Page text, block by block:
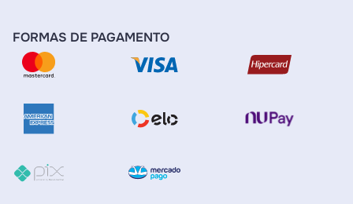
FORMAS DE PAGAMENTO